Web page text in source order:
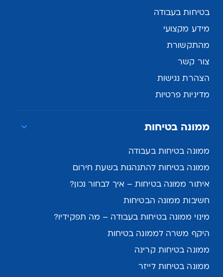
בטיחות בעבודה
מידע מקצועי
מהתקשורת
צור קשר
הצהרת נגישות
מדיניות פרטיות
ממונה בטיחות
ממונה בטיחות בעבודה
ממונה בטיחות להתנהגות בשעת חירום
איתור ממונה בטיחות – איך לבחור נכון?
חשיבות ממונה הבטיחות
מינוי ממונה בטיחות בעבודה – מה תפקידיו?
היקף משרה לממונה בטיחות
ממונה בטיחות קרינה
ממונה בטיחות לייזר